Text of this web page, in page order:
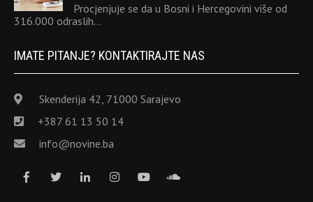
Procjenjuje se da u Bosni i Hercegovini više od
316.000 odraslih…
IMATE PITANJE? KONTAKTIRAJTE NAS
Skenderija 42, 71000 Sarajevo
+387 61 13 50 14
info@novine.ba